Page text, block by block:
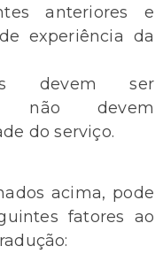
anteriores e
experiência da
devem ser
não devem
do serviço.
acima, pode
fatores ao